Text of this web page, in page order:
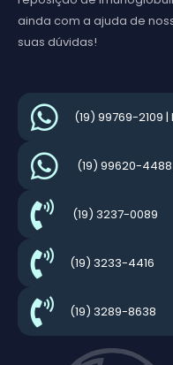
ainda com a ajuda de
suas dúvidas!
(19) 99769-2109
(19) 99620-
(19) 3237-0089
(19) 3233-4416
(19) 3289-8638